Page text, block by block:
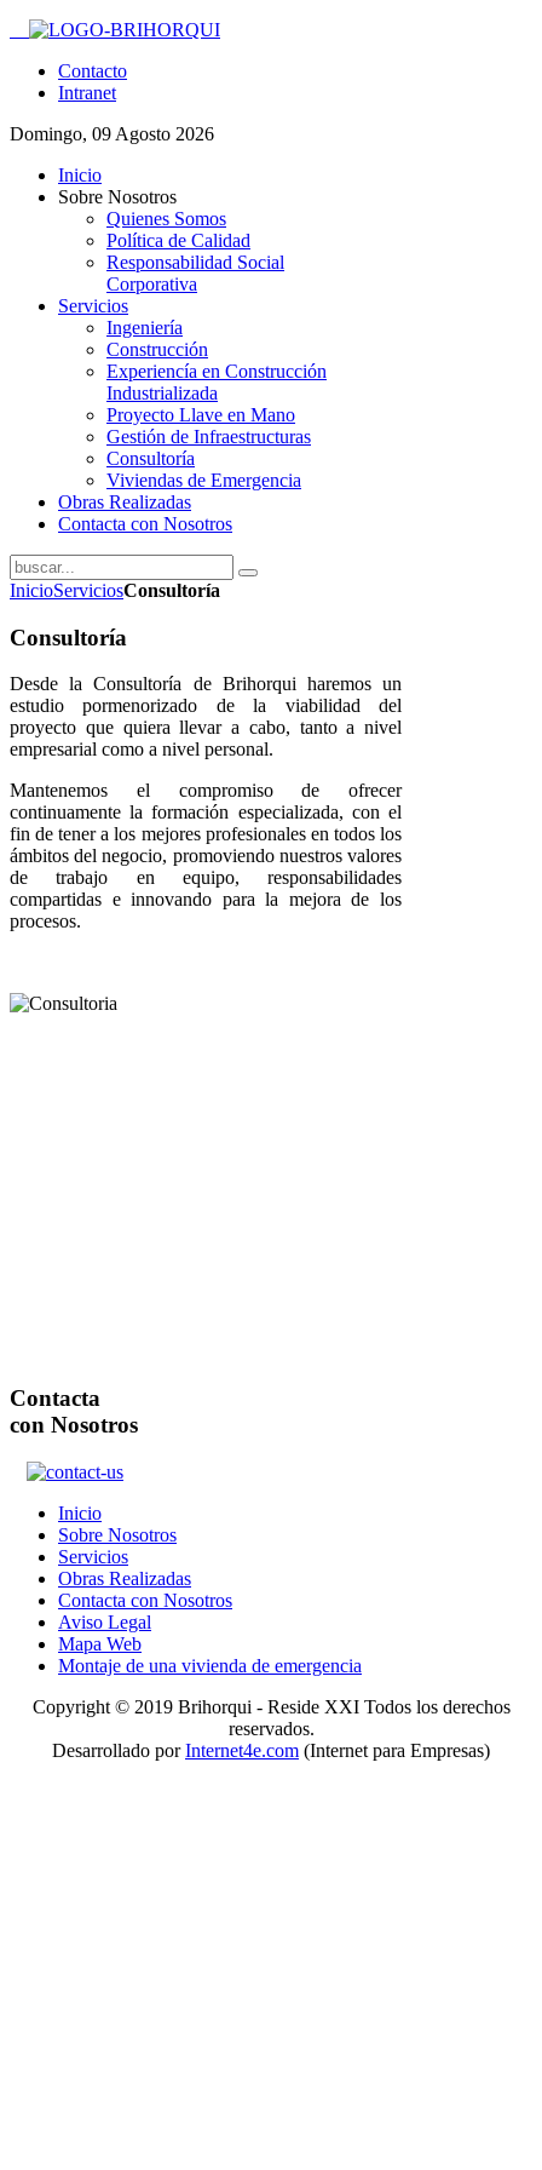
Contacto
Intranet
Domingo, 09 Agosto 2026
Inicio
Sobre Nosotros
Quienes Somos
Política de Calidad
Responsabilidad Social
Corporativa
Servicios
Ingeniería
Construcción
Experiencía en Construcción
Industrializada
Proyecto Llave en Mano
Gestión de Infraestructuras
Consultoría
Viviendas de Emergencia
Obras Realizadas
Contacta con Nosotros
InicioServiciosConsultoría
Consultoría
Desde la Consultoría de Brihorqui haremos un
estudio pormenorizado de la viabilidad del
proyecto que quiera llevar a cabo, tanto a nivel
empresarial como a nivel personal.
Mantenemos el compromiso de ofrecer
continuamente la formación especializada, con el
fin de tener a los mejores profesionales en todos los
ámbitos del negocio, promoviendo nuestros valores
de trabajo en equipo, responsabilidades
compartidas e innovando para la mejora de los
procesos.
Contacta
con Nosotros
Inicio
Sobre Nosotros
Servicios
Obras Realizadas
Contacta con Nosotros
Aviso Legal
Mapa Web
Montaje de una vivienda de emergencia
Copyright © 2019 Brihorqui - Reside XXI Todos los derechos
reservados.
Desarrollado porInternet4e.com (Internet para Empresas)